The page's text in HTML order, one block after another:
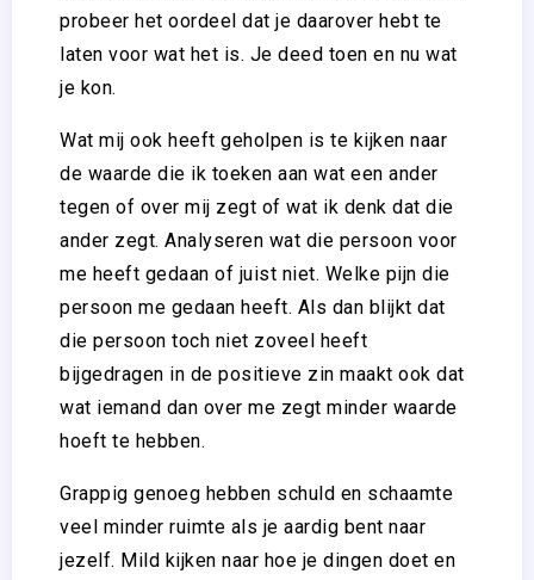
probeer het oordeel dat je daarover hebt te
laten voor wat het is. Je deed toen en nu wat
je kon.
Wat mij ook heeft geholpen is te kijken naar
de waarde die ik toeken aan wat een ander
tegen of over mij zegt of wat ik denk dat die
ander zegt. Analyseren wat die persoon voor
me heeft gedaan of juist niet. Welke pijn die
persoon me gedaan heeft. Als dan blijkt dat
die persoon toch niet zoveel heeft
bijgedragen in de positieve zin maakt ook dat
wat iemand dan over me zegt minder waarde
hoeft te hebben.
Grappig genoeg hebben schuld en schaamte
veel minder ruimte als je aardig bent naar
jezelf. Mild kijken naar hoe je dingen doet en